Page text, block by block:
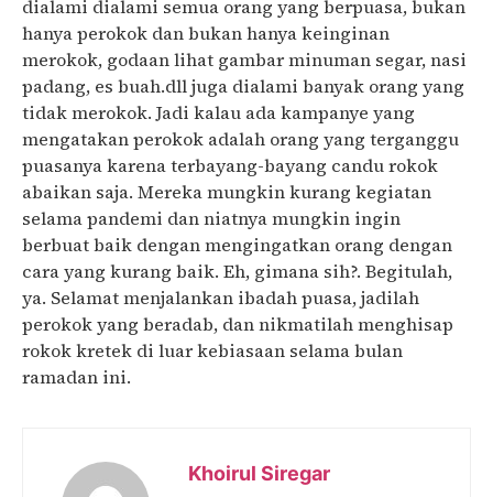
dialami dialami semua orang yang berpuasa, bukan
hanya perokok dan bukan hanya keinginan
merokok, godaan lihat gambar minuman segar, nasi
padang, es buah.dll juga dialami banyak orang yang
tidak merokok. Jadi kalau ada kampanye yang
mengatakan perokok adalah orang yang terganggu
puasanya karena terbayang-bayang candu rokok
abaikan saja. Mereka mungkin kurang kegiatan
selama pandemi dan niatnya mungkin ingin
berbuat baik dengan mengingatkan orang dengan
cara yang kurang baik. Eh, gimana sih?. Begitulah,
ya. Selamat menjalankan ibadah puasa, jadilah
perokok yang beradab, dan nikmatilah menghisap
rokok kretek di luar kebiasaan selama bulan
ramadan ini.
Khoirul Siregar